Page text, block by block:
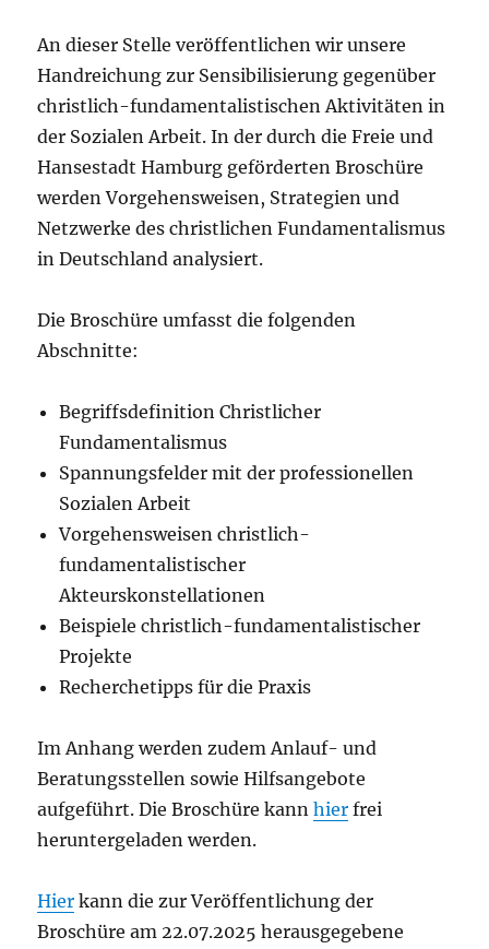
An dieser Stelle veröffentlichen wir unsere
Handreichung zur Sensibilisierung gegenüber
christlich-fundamentalistischen Aktivitäten in
der Sozialen Arbeit. In der durch die Freie und
Hansestadt Hamburg geförderten Broschüre
werden Vorgehensweisen, Strategien und
Netzwerke des christlichen Fundamentalismus
in Deutschland analysiert.
Die Broschüre umfasst die folgenden
Abschnitte:
Begriffsdefinition Christlicher
Fundamentalismus
Spannungsfelder mit der professionellen
Sozialen Arbeit
Vorgehensweisen christlich-
fundamentalistischer
Akteurskonstellationen
Beispiele christlich-fundamentalistischer
Projekte
Recherchetipps für die Praxis
Im Anhang werden zudem Anlauf- und
Beratungsstellen sowie Hilfsangebote
aufgeführt. Die Broschüre kannhier frei
heruntergeladen werden.
Hier kann die zur Veröffentlichung der
Broschüre am 22.07.2025 herausgegebene